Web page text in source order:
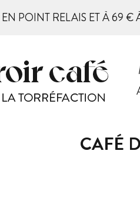
POINT RELAIS ET À 69 €
CAFÉ